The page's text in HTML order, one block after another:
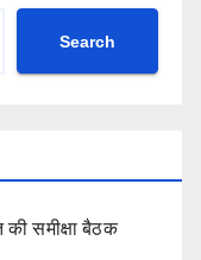
Search
की समीक्षा बैठक